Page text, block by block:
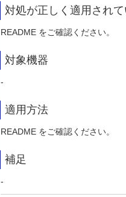
対処が正しく適用され
README をご確認ください。
対象機器
-
適用方法
README をご確認ください。
補足
-